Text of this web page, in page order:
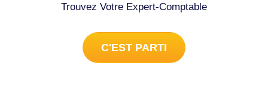
Trouvez Votre Expert-Comptable
C'EST PARTI